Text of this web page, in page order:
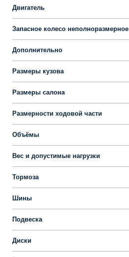
Двигатель
Запасное колесо неполноразмерное
Дополнительно
Размеры кузова
Размеры салона
Размерности ходовой части
Объёмы
Вес и допустимые нагрузки
Тормоза
Шины
Подвеска
Диски